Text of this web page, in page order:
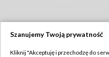
Szanujemy Twoją prywatność
Kliknij "Akceptuję i przechodzę do